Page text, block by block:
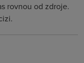
rovnou od zdroje.